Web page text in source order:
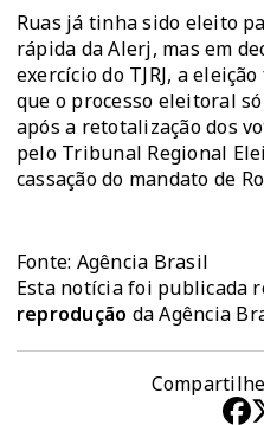
Ruas já tinha sido eleito
rápida da Alerj, mas em
exercício do TJRJ, a
que o processo eleitoral
após a retotalização dos
pelo Tribunal Regional
cassação do mandato de
Fonte: Agência Brasil
Esta notícia foi publicada
reprodução da Agência